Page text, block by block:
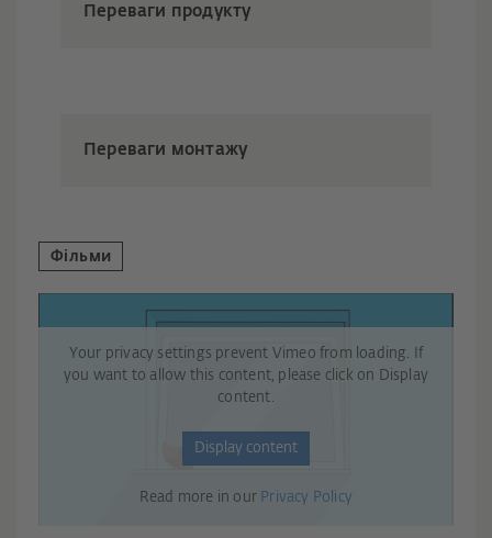
Переваги продукту
Переваги монтажу
Фільми
Your privacy settings prevent Vimeo from loading. If
you want to allow this content, please click on Display
content.
Display content
Read more in our Privacy Policy